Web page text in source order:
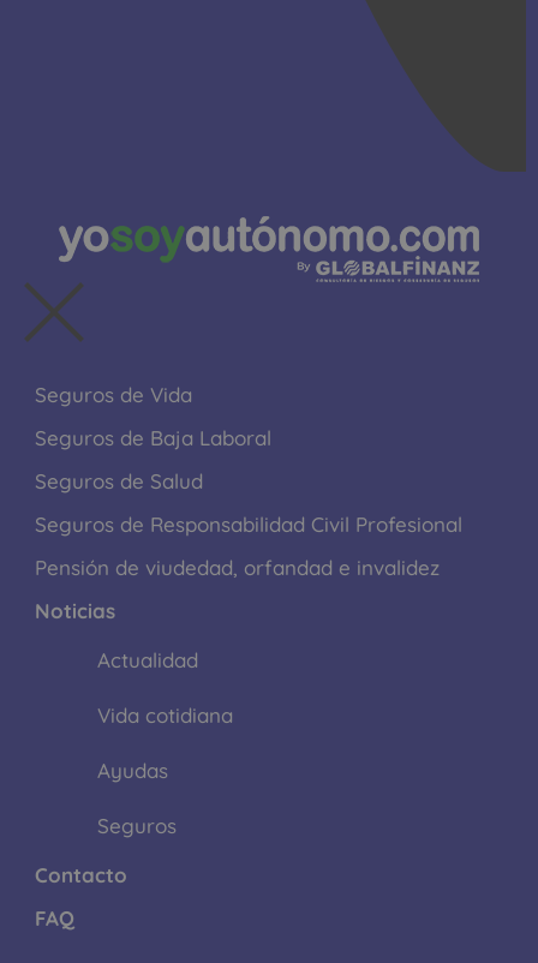
Seguros de Vida
Seguros de Baja Laboral
Seguros de Salud
Seguros de Responsabilidad Civil Profesional
Pensión de viudedad, orfandad e invalidez
Noticias
Actualidad
Vida cotidiana
Ayudas
Seguros
Contacto
FAQ